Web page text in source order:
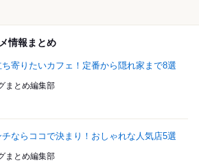
情報まとめ
寄りたいカフェ！定番から隠れ家まで8選
まとめ編集部
ならココで決まり！おしゃれな人気店5選
まとめ編集部